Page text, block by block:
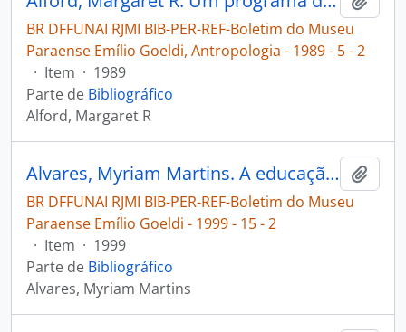
BR DFFUNAI RJMI BIB-PER-REF-Boletim do Museu
Paraense Emílio Goeldi, Antropologia - 1989 - 5 - 2
· Item · 1989
Parte de Bibliográfico
Alford, Margaret R
Alvares, Myriam Martins. A educação indígena na escola e a domesticação indígena da escola [Boletim do Museu Paraense Emílio Goeldi]
BR DFFUNAI RJMI BIB-PER-REF-Boletim do Museu
Paraense Emílio Goeldi - 1999 - 15 - 2
· Item · 1999
Parte de Bibliográfico
Alvares, Myriam Martins